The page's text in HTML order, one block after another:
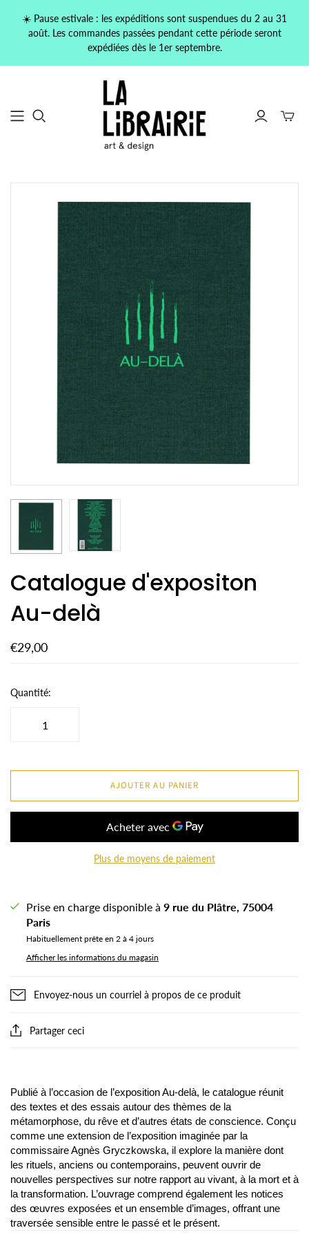
☀️ Pause estivale : les expéditions sont suspendues du 2 au 31
août. Les commandes passées pendant cette période seront
expédiées dès le 1er septembre.
Catalogue d'expositon
Au-delà
€29,00
Quantité:
AJOUTER AU PANIER
Plus de moyens de paiement
Prise en charge disponible à 9 rue du Plâtre, 75004
Paris
Habituellement prête en 2 à 4 jours
Afficher les informations du magasin
Envoyez-nous un courriel à propos de ce produit
Partager ceci
Publié à l’occasion de l’exposition Au-delà, le catalogue réunit
des textes et des essais autour des thèmes de la
métamorphose, du rêve et d’autres états de conscience. Conçu
comme une extension de l’exposition imaginée par la
commissaire Agnès Gryczkowska, il explore la manière dont
les rituels, anciens ou contemporains, peuvent ouvrir de
nouvelles perspectives sur notre rapport au vivant, à la mort et à
la transformation. L’ouvrage comprend également les notices
des œuvres exposées et un ensemble d’images, offrant une
traversée sensible entre le passé et le présent.